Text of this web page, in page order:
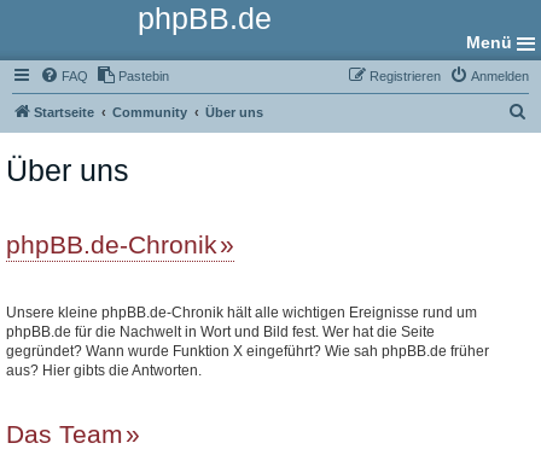
phpBB.de
Menü
FAQ Pastebin Anmelden
Registrieren
Startseite Community Über uns
Über uns
phpBB.de-Chronik
Unsere kleine phpBB.de-Chronik hält alle wichtigen Ereignisse rund um
phpBB.de für die Nachwelt in Wort und Bild fest. Wer hat die Seite
gegründet? Wann wurde Funktion X eingeführt? Wie sah phpBB.de früher
aus? Hier gibts die Antworten.
Das Team